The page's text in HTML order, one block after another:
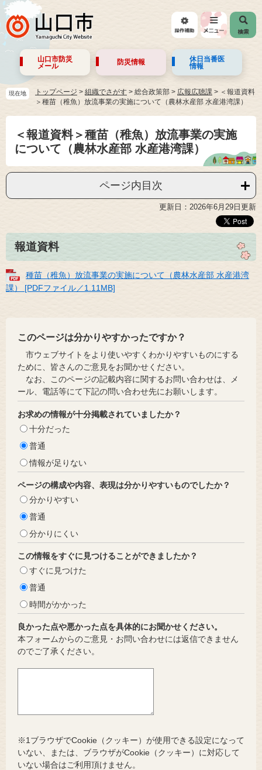
山口市防災
メール
防災情報
休日当番医
情報
現在地 トップページ > 組織でさがす > 総合政策部 > 広報広聴課 > ＜報道資料
＞種苗（稚魚）放流事業の実施について（農林水産部 水産港湾課）
＜報道資料＞種苗（稚魚）放流事業の実施
について（農林水産部 水産港湾課）
ページ内目次
更新日：2026年6月29日更新
報道資料
種苗（稚魚）放流事業の実施について（農林水産部 水産港湾
課） [PDFファイル／1.11MB]
このページは分かりやすかったですか？
市ウェブサイトをより使いやすくわかりやすいものにする
ために、皆さんのご意見をお聞かせください。
なお、このページの記載内容に関するお問い合わせは、メ
ール、電話等にて下記の問い合わせ先にお願いします。
お求めの情報が十分掲載されていましたか？
十分だった
普通
情報が足りない
ページの構成や内容、表現は分かりやすいものでしたか？
分かりやすい
普通
分かりにくい
この情報をすぐに見つけることができましたか？
すぐに見つけた
普通
時間がかかった
良かった点や悪かった点を具体的にお聞かせください。
本フォームからのご意見・お問い合わせには返信できません
のでご了承ください。
※1ブラウザでCookie（クッキー）が使用できる設定になって
いない、または、ブラウザがCookie（クッキー）に対応して
いない場合はご利用頂けません。